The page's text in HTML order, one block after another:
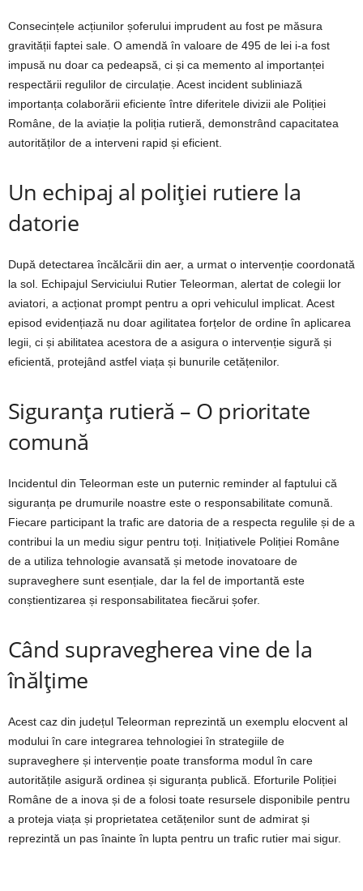
Consecințele acțiunilor șoferului imprudent au fost pe măsura
gravității faptei sale. O amendă în valoare de 495 de lei i-a fost
impusă nu doar ca pedeapsă, ci și ca memento al importanței
respectării regulilor de circulație. Acest incident subliniază
importanța colaborării eficiente între diferitele divizii ale Poliției
Române, de la aviație la poliția rutieră, demonstrând capacitatea
autorităților de a interveni rapid și eficient.
Un echipaj al poliției rutiere la
datorie
După detectarea încălcării din aer, a urmat o intervenție coordonată
la sol. Echipajul Serviciului Rutier Teleorman, alertat de colegii lor
aviatori, a acționat prompt pentru a opri vehiculul implicat. Acest
episod evidențiază nu doar agilitatea forțelor de ordine în aplicarea
legii, ci și abilitatea acestora de a asigura o intervenție sigură și
eficientă, protejând astfel viața și bunurile cetățenilor.
Siguranța rutieră – O prioritate
comună
Incidentul din Teleorman este un puternic reminder al faptului că
siguranța pe drumurile noastre este o responsabilitate comună.
Fiecare participant la trafic are datoria de a respecta regulile și de a
contribui la un mediu sigur pentru toți. Inițiativele Poliției Române
de a utiliza tehnologie avansată și metode inovatoare de
supraveghere sunt esențiale, dar la fel de importantă este
conștientizarea și responsabilitatea fiecărui șofer.
Când supravegherea vine de la
înălțime
Acest caz din județul Teleorman reprezintă un exemplu elocvent al
modului în care integrarea tehnologiei în strategiile de
supraveghere și intervenție poate transforma modul în care
autoritățile asigură ordinea și siguranța publică. Eforturile Poliției
Române de a inova și de a folosi toate resursele disponibile pentru
a proteja viața și proprietatea cetățenilor sunt de admirat și
reprezintă un pas înainte în lupta pentru un trafic rutier mai sigur.